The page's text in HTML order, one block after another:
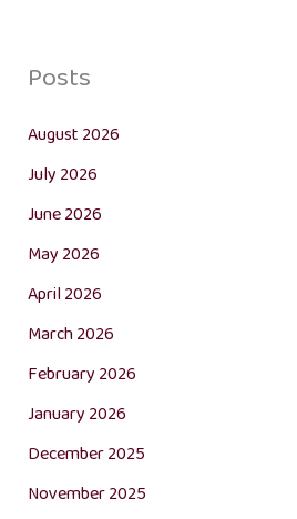
Posts
August 2026
July 2026
June 2026
May 2026
April 2026
March 2026
February 2026
January 2026
December 2025
November 2025